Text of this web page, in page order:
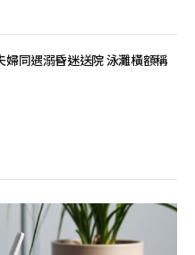
婦同遇溺昏迷送院 泳灘橫額稱